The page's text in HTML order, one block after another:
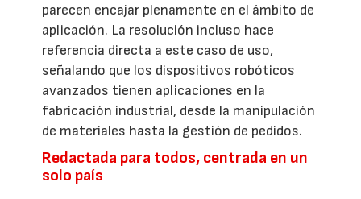
parecen encajar plenamente en el ámbito de
aplicación. La resolución incluso hace
referencia directa a este caso de uso,
señalando que los dispositivos robóticos
avanzados tienen aplicaciones en la
fabricación industrial, desde la manipulación
de materiales hasta la gestión de pedidos.
Redactada para todos, centrada en un
solo país